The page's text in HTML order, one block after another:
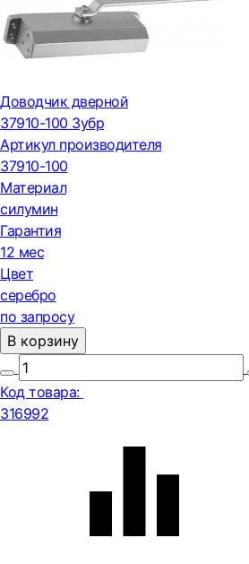
Доводчик дверной
37910-100 Зубр
Артикул производителя
37910-100
Материал
силумин
Гарантия
12 мес
Цвет
серебро
по запросу
В корзину
Код товара:
316992